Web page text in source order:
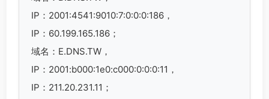
IP：2001:4541:9010:7:0:0:0:186，
IP：60.199.165.186；
域名：E.DNS.TW，
IP：2001:b000:1e0:c000:0:0:0:11，
IP：211.20.231.11；